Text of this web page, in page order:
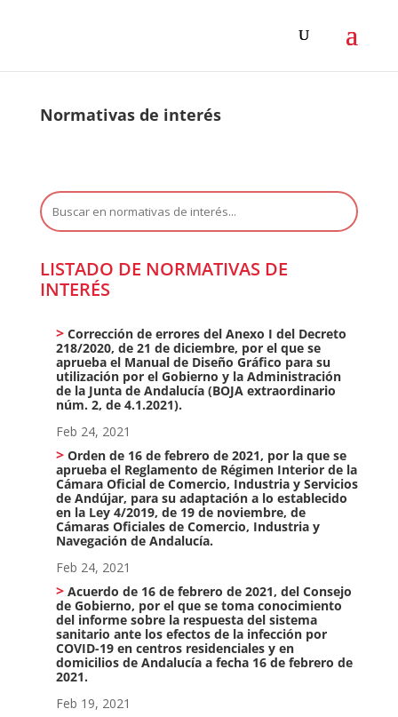
Normativas de interés
Buscar:
LISTADO DE NORMATIVAS DE
INTERÉS
Corrección de errores del Anexo I del Decreto
218/2020, de 21 de diciembre, por el que se
aprueba el Manual de Diseño Gráfico para su
utilización por el Gobierno y la Administración
de la Junta de Andalucía (BOJA extraordinario
núm. 2, de 4.1.2021).
Feb 24, 2021
Orden de 16 de febrero de 2021, por la que se
aprueba el Reglamento de Régimen Interior de la
Cámara Oficial de Comercio, Industria y Servicios
de Andújar, para su adaptación a lo establecido
en la Ley 4/2019, de 19 de noviembre, de
Cámaras Oficiales de Comercio, Industria y
Navegación de Andalucía.
Feb 24, 2021
Acuerdo de 16 de febrero de 2021, del Consejo
de Gobierno, por el que se toma conocimiento
del informe sobre la respuesta del sistema
sanitario ante los efectos de la infección por
COVID-19 en centros residenciales y en
domicilios de Andalucía a fecha 16 de febrero de
2021.
Feb 19, 2021